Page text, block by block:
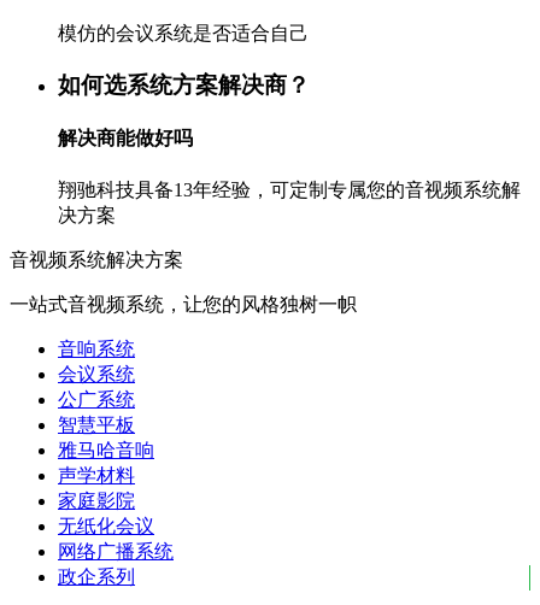
模仿的会议系统是否适合自己
如何选系统方案解决商？
解决商能做好吗
翔驰科技具备13年经验，可定制专属您的音视频系统解
决方案
音视频系统解决方案
一站式音视频系统，让您的风格独树一帜
音响系统
会议系统
公广系统
智慧平板
雅马哈音响
声学材料
家庭影院
无纸化会议
网络广播系统
政企系列